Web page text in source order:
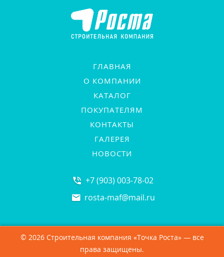
ГЛАВНАЯ
О КОМПАНИИ
КАТАЛОГ
ПОКУПАТЕЛЯМ
КОНТАКТЫ
ГАЛЕРЕЯ
НОВОСТИ
+7 (903) 003-78-02
rosta-maf@mail.ru
© 2026 Строительная компания «Точка Роста» — все
права защищены.